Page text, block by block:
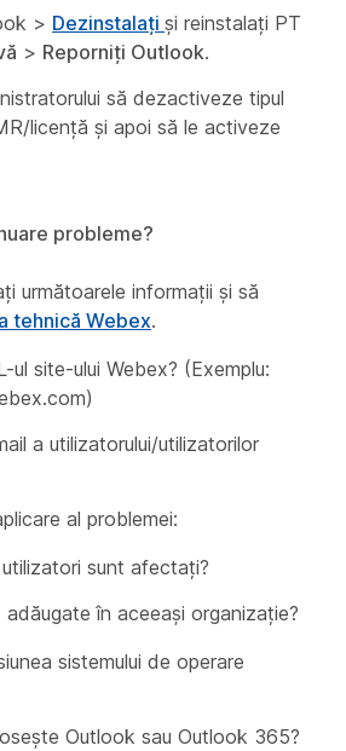
> Dezinstalați și reinstalați PT
> Reporniți Outlook.
să dezactiveze tipul
licență și apoi să le activeze
probleme?
următoarele informații și să
tehnică Webex.
ul site-ului Webex? (Exemplu:
a utilizatorului/utilizatorilor
al problemei:
sunt afectați?
adăugate în aceeași organizație?
sistemului de operare
Outlook sau Outlook 365?